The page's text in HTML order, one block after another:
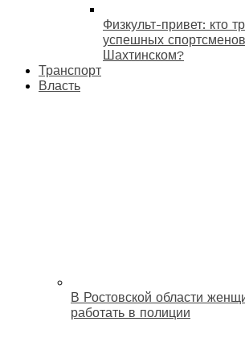
Физкульт-привет: кто
успешных
Шахтинском?
Транспорт
Власть
В Ростовской области
работать в полиции